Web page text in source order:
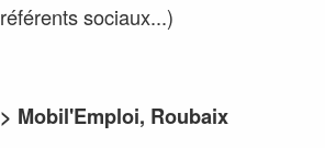
référents sociaux...)
> Mobil'Emploi, Roubaix